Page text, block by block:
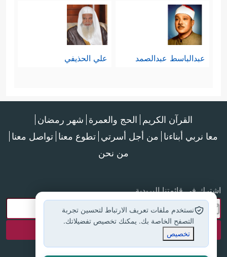
عبدالباسط عبدالصمد علي الحذيفي
القرآن الكريم الحج والعمرة شهر رمضان
معا نربي أبناءنا من أجل أسرتي تطوع معنا تواصل معنا
من نحن
اشترك في قائمتنا البريدية
نستخدم ملفات تعريف الارتباط لتحسين تجربة
التصفح الخاصة بك. يمكنك تخصيص تفضيلاتك.
تخصيص